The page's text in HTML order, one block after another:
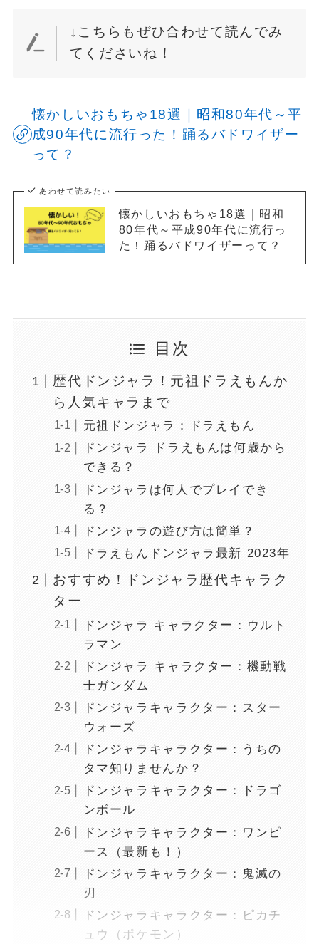
↓こちらもぜひ合わせて読んでみ
てくださいね！
懐かしいおもちゃ18選｜昭和80年代～平
成90年代に流行った！踊るバドワイザー
って？
あわせて読みたい
懐かしいおもちゃ18選｜昭和
80年代～平成90年代に流行っ
た！踊るバドワイザーって？
目次
歴代ドンジャラ！元祖ドラえもんか
ら人気キャラまで
元祖ドンジャラ：ドラえもん
ドンジャラ ドラえもんは何歳から
できる？
ドンジャラは何人でプレイでき
る？
ドンジャラの遊び方は簡単？
ドラえもんドンジャラ最新 2023年
おすすめ！ドンジャラ歴代キャラク
ター
ドンジャラ キャラクター：ウルト
ラマン
ドンジャラ キャラクター：機動戦
士ガンダム
ドンジャラキャラクター：スター
ウォーズ
ドンジャラキャラクター：うちの
タマ知りませんか？
ドンジャラキャラクター：ドラゴ
ンボール
ドンジャラキャラクター：ワンピ
ース（最新も！）
ドンジャラキャラクター：鬼滅の
刃
ドンジャラキャラクター：ピカチ
ュウ（ポケモン）